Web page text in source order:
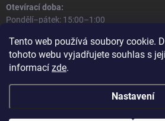
Tento web používá soubory cookie.
tohoto webu vyjadřujete souhlas s
informací zde.
Nastavení
Otevírací doba:
Pondělí–pátek: 15:00–1:00
Informace o prodejně a osobním odběru
Copyright 2026Horák Tabák.